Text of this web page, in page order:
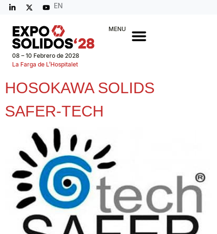
EN
08 – 10 Febrero de 2028
La Farga de L’Hospitalet
MENU
HOSOKAWA SOLIDS
SAFER-TECH